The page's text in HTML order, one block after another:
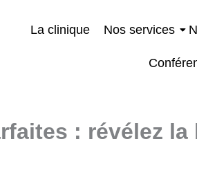
La clinique Nos services
: révélez la